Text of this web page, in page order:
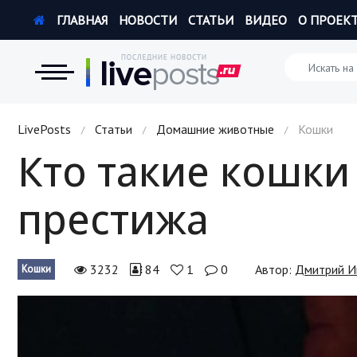
Новости
Экономика
Происшествия
Hi-Tech. Интернет
Россия
ГЛАВНАЯ НОВОСТИ СТАТЬИ ВИДЕО О
LivePosts / Статьи / Домашние животные / Кошки
Кто такие
престижа
Кошки 3232 84 1 0 Автор: Дмитрий